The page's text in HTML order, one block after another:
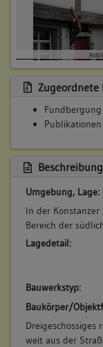
Zugeordnete
Publikationen
Beschreibung
Umgebung, Lage:
In der
Bereich der
Lagedetail:
Bauwerkstyp:
Baukörper/
weit aus der